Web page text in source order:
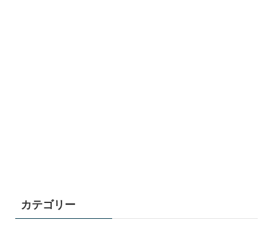
カテゴリー